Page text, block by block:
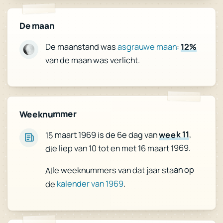
De maan
De maanstand wasasgrauwe maan:12%
van de maan was verlicht.
Weeknummer
15 maart 1969 is de 6e dag vanweek 11,
die liep van 10 tot en met 16 maart 1969.
Alle weeknummers van dat jaar staan op
de kalender van 1969.